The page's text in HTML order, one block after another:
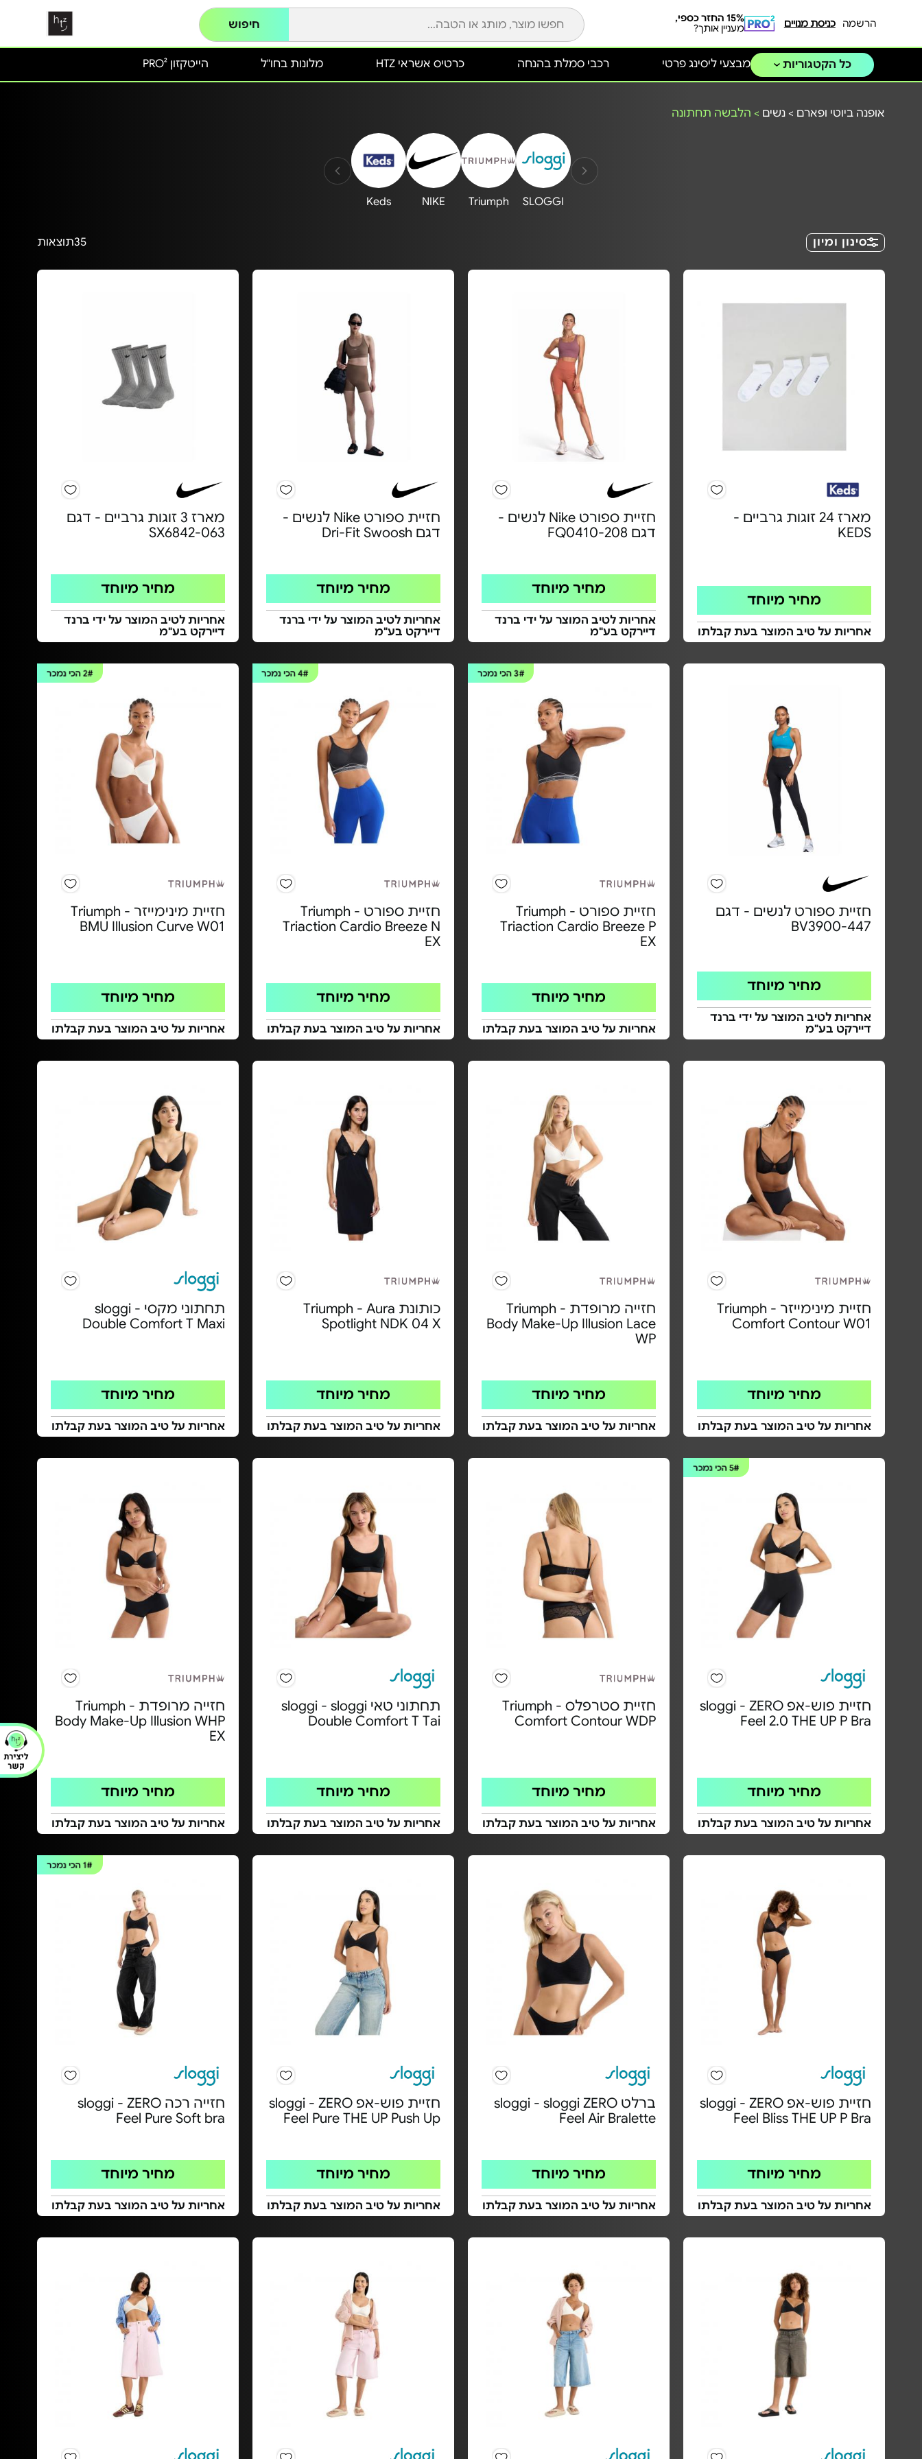
הרשמה כניסת מנויים
15% החזר כספי,
מעניין אותך?
חיפוש
כל הקטגוריות הייטקזון PRO² מלונות בחו"ל כרטיס אשראי HTZ מבצעי ליסינג פרטי רכבי סמלת בהנחה
אופנה ביוטי ופארם > נשים > הלבשה תחתונה
SLOGGI
Triumph
NIKE
Keds
סינון ומיון 35תוצאות
מארז 24 זוגות גרביים -
KEDS‏
מחיר מיוחד
אחריות על טיב המוצר בעת קבלתו
חזיית ספורט Nike לנשים -
דגם FQ0410-208
מחיר מיוחד
אחריות לטיב המוצר על ידי ברנד
דיירקט בע"מ
חזיית ספורט Nike לנשים -
דגם Dri-Fit Swoosh
מחיר מיוחד
אחריות לטיב המוצר על ידי ברנד
דיירקט בע"מ
מארז 3 זוגות גרביים - דגם
SX6842-063
מחיר מיוחד
אחריות לטיב המוצר על ידי ברנד
דיירקט בע"מ
חזיית ספורט לנשים - דגם
BV3900-447
מחיר מיוחד
אחריות לטיב המוצר על ידי ברנד
דיירקט בע"מ
3#הכי נמכר
חזיית ספורט Triumph -
Triaction Cardio Breeze P
EX
מחיר מיוחד
אחריות על טיב המוצר בעת קבלתו
4#הכי נמכר
חזיית ספורט Triumph -
Triaction Cardio Breeze N
EX
מחיר מיוחד
אחריות על טיב המוצר בעת קבלתו
2#הכי נמכר
חזיית מינימייזר Triumph -
BMU Illusion Curve W01
מחיר מיוחד
אחריות על טיב המוצר בעת קבלתו
חזיית מינימייזר Triumph -
Comfort Contour W01
מחיר מיוחד
אחריות על טיב המוצר בעת קבלתו
חזייה מרופדת Triumph -
Body Make-Up Illusion Lace
WP
מחיר מיוחד
אחריות על טיב המוצר בעת קבלתו
כותונת Triumph - Aura
Spotlight NDK 04 X
מחיר מיוחד
אחריות על טיב המוצר בעת קבלתו
תחתוני מקסי sloggi -
Double Comfort T Maxi
מחיר מיוחד
אחריות על טיב המוצר בעת קבלתו
5#הכי נמכר
חזיית פוש-אפ sloggi - ZERO
Feel 2.0 THE UP P Bra
מחיר מיוחד
אחריות על טיב המוצר בעת קבלתו
חזיית סטרפלס Triumph -
Comfort Contour WDP
מחיר מיוחד
אחריות על טיב המוצר בעת קבלתו
תחתוני טאי sloggi - sloggi
Double Comfort T Tai
מחיר מיוחד
אחריות על טיב המוצר בעת קבלתו
חזייה מרופדת Triumph -
Body Make-Up Illusion WHP
EX
מחיר מיוחד
אחריות על טיב המוצר בעת קבלתו
חזיית פוש-אפ sloggi - ZERO
Feel Bliss THE UP P Bra
מחיר מיוחד
אחריות על טיב המוצר בעת קבלתו
ברלט sloggi - sloggi ZERO
Feel Air Bralette
מחיר מיוחד
אחריות על טיב המוצר בעת קבלתו
חזיית פוש-אפ sloggi - ZERO
Feel Pure THE UP Push Up
מחיר מיוחד
אחריות על טיב המוצר בעת קבלתו
1#הכי נמכר
חזייה רכה sloggi - ZERO
Feel Pure Soft bra
מחיר מיוחד
אחריות על טיב המוצר בעת קבלתו